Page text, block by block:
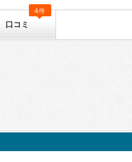
口コミ
4件